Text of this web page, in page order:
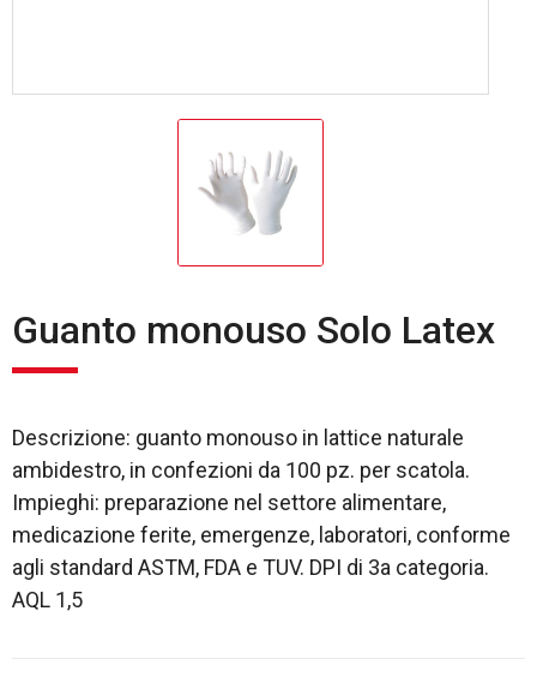
Guanto monouso Solo Latex
Descrizione: guanto monouso in lattice naturale
ambidestro, in confezioni da 100 pz. per scatola.
Impieghi: preparazione nel settore alimentare,
medicazione ferite, emergenze, laboratori, conforme
agli standard ASTM, FDA e TUV. DPI di 3a categoria.
AQL 1,5